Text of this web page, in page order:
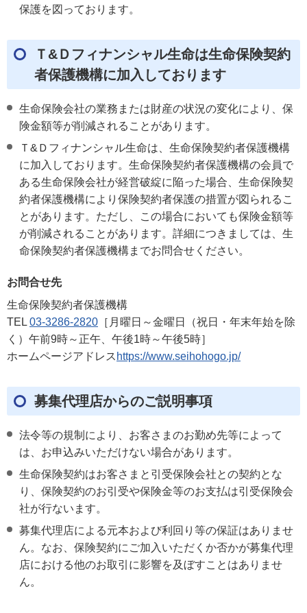
保護を図っております。
Ｔ&Ｄフィナンシャル生命は生命保険契約
者保護機構に加入しております
生命保険会社の業務または財産の状況の変化により、保
険金額等が削減されることがあります。
Ｔ&Ｄフィナンシャル生命は、生命保険契約者保護機構
に加入しております。生命保険契約者保護機構の会員で
ある生命保険会社が経営破綻に陥った場合、生命保険契
約者保護機構により保険契約者保護の措置が図られるこ
とがあります。ただし、この場合においても保険金額等
が削減されることがあります。詳細につきましては、生
命保険契約者保護機構までお問合せください。
お問合せ先
生命保険契約者保護機構
TEL 03-3286-2820 ［月曜日～金曜日（祝日・年末年始を除
く）午前9時～正午、午後1時～午後5時］
ホームページアドレス https://www.seihohogo.jp/
募集代理店からのご説明事項
法令等の規制により、お客さまのお勤め先等によって
は、お申込みいただけない場合があります。
生命保険契約はお客さまと引受保険会社との契約とな
り、保険契約のお引受や保険金等のお支払は引受保険会
社が行ないます。
募集代理店による元本および利回り等の保証はありませ
ん。なお、保険契約にご加入いただくか否かが募集代理
店における他のお取引に影響を及ぼすことはありませ
ん。